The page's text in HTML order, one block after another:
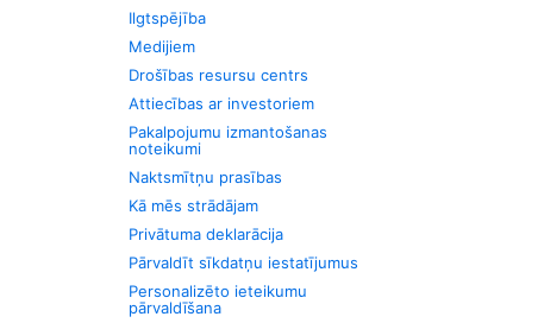
Ilgtspējība
Medijiem
Drošības resursu centrs
Attiecības ar investoriem
Pakalpojumu izmantošanas
noteikumi
Naktsmītņu prasības
Kā mēs strādājam
Privātuma deklarācija
Pārvaldīt sīkdatņu iestatījumus
Personalizēto ieteikumu
pārvaldīšana